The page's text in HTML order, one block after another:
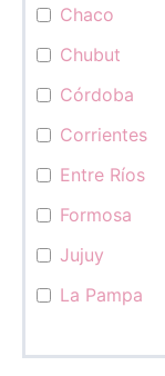
Chaco
Chubut
Córdoba
Corrientes
Entre Ríos
Formosa
Jujuy
La Pampa